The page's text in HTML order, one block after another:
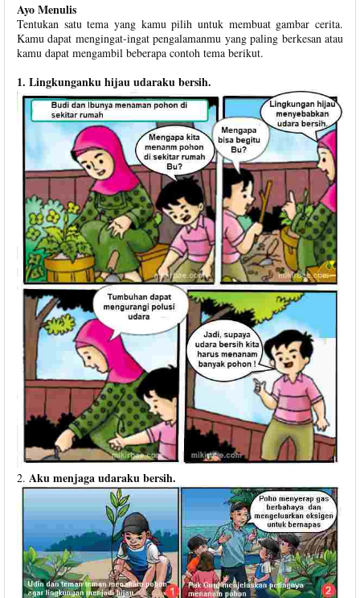
Ayo Menulis
Tentukan satu tema yang kamu pilih untuk membuat gambar cerita.
Kamu dapat mengingat-ingat pengalamanmu yang paling berkesan atau
kamu dapat mengambil beberapa contoh tema berikut.
1. Lingkunganku hijau udaraku bersih.
2. Aku menjaga udaraku bersih.